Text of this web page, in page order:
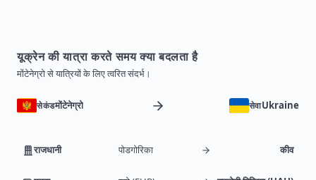
यूक्रेन की यात्रा करते समय क्या बदलता है
मोंटेनेग्रो से यात्रियों के लिए त्वरित संदर्भ।
सेकंडमोंटेनेग्रो सेवाUkraine
राजधानी पोडगोरिका कीव